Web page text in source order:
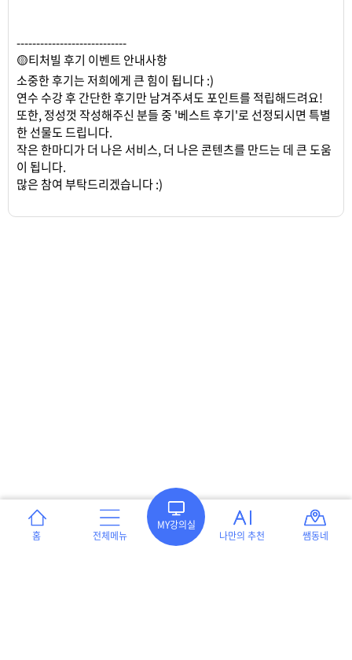
----------------------------
🟡티처빌 후기 이벤트 안내사항
소중한 후기는 저희에게 큰 힘이 됩니다 :)
연수 수강 후 간단한 후기만 남겨주셔도 포인트를 적립해드려요!
또한, 정성껏 작성해주신 분들 중 '베스트 후기'로 선정되시면 특별
한 선물도 드립니다.
작은 한마디가 더 나은 서비스, 더 나은 콘텐츠를 만드는 데 큰 도움
이 됩니다.
많은 참여 부탁드리겠습니다 :)
홈 전체메뉴
MY강의실
나만의 추천
쌤동네